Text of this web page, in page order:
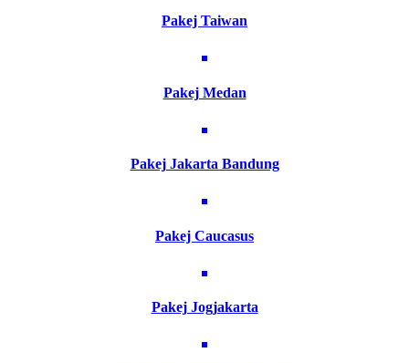
Pakej Taiwan
Pakej Medan
Pakej Jakarta Bandung
Pakej Caucasus
Pakej Jogjakarta